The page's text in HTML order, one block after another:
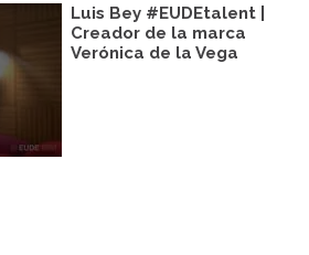
Luis Bey #EUDEtalent |
Creador de la marca
Verónica de la Vega